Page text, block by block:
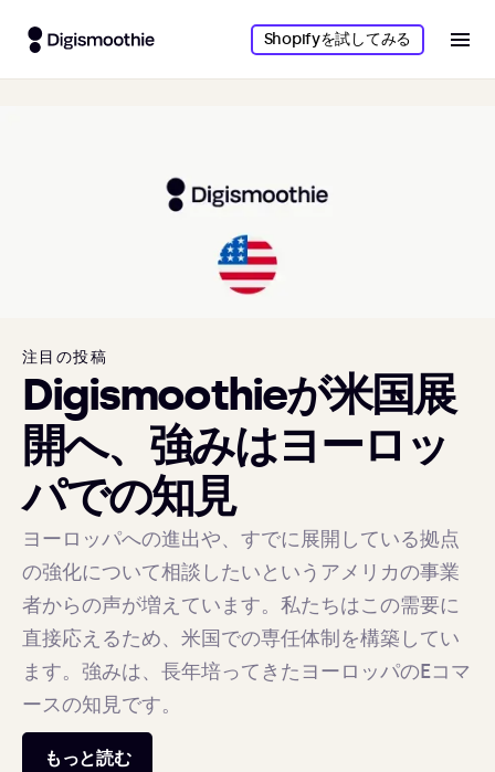
Shopifyを試してみる
注目の投稿
Digismoothieが米国展
開へ、強みはヨーロッ
パでの知見
ヨーロッパへの進出や、すでに展開している拠点
の強化について相談したいというアメリカの事業
者からの声が増えています。私たちはこの需要に
直接応えるため、米国での専任体制を構築してい
ます。強みは、長年培ってきたヨーロッパのEコマ
ースの知見です。
もっと読む